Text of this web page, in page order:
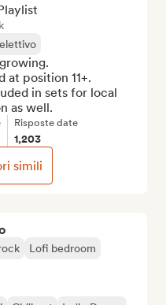
Lofi bedroom
at position 11+.
in sets for local
as well.
Risposte date
1,203
simili